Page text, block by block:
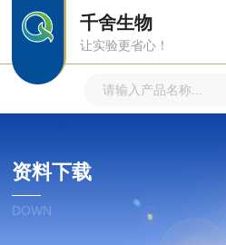
千舍生物
让实验更省心！
资料下载
DOWN